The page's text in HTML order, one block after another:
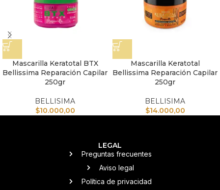
Mascarilla Keratotal BTX
Bellissima Reparación Capilar
250gr
BELLISIMA
$10.000,00
Mascarilla Keratotal
Bellissima Reparación Capilar
250gr
BELLISIMA
$14.000,00
LEGAL
Preguntas frecuentes
Aviso legal
Política de privacidad